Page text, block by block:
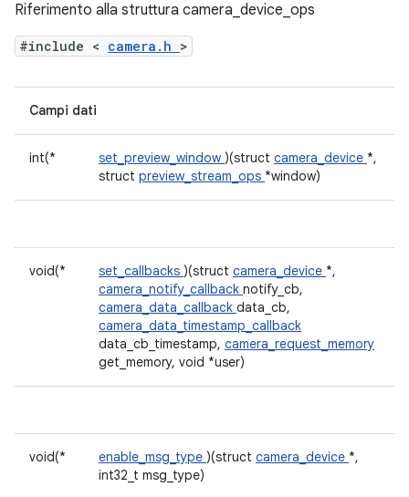
Riferimento alla struttura camera_device_ops
#include < camera.h >
Campi dati
int(* set_preview_window )(struct camera_device *,
struct preview_stream_ops *window)
void(* set_callbacks )(struct camera_device *,
camera_notify_callback notify_cb,
camera_data_callback data_cb,
camera_data_timestamp_callback
data_cb_timestamp, camera_request_memory
get_memory, void *user)
void(* enable_msg_type )(struct camera_device *,
int32_t msg_type)